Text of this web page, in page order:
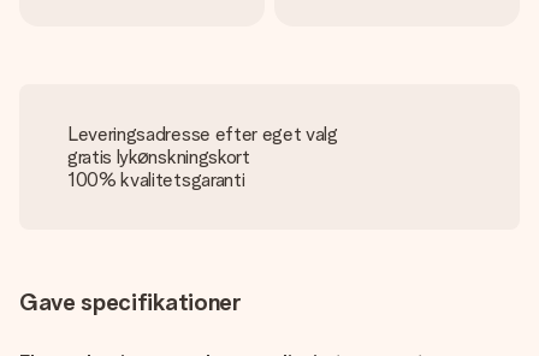
Leveringsadresse efter eget valg
gratis lykønskningskort
100% kvalitetsgaranti
Gave specifikationer